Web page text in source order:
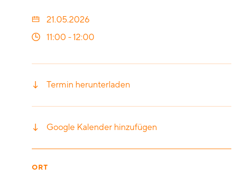
21.05.2026
11:00 -12:00
Termin herunterladen
Google Kalender hinzufügen
ORT